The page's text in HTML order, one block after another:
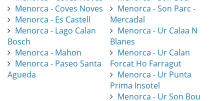
Menorca - Coves Noves
Menorca - Es Castell
Menorca - Lago Calan
Bosch
Menorca - Mahon
Menorca - Paseo Santa
Agueda
Menorca - Son Parc -
Mercadal
Menorca - Ur Calaa N
Blanes
Menorca - Ur Calan
Forcat Ho Farragut
Menorca - Ur Punta
Prima Insotel
Menorca - Ur Son Bou